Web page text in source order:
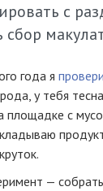
с
сбор
года я
у тебя
площадке с
—